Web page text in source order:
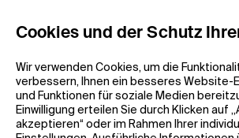
Cookies und der Schutz
Wir verwenden Cookies, um die
verbessern, Ihnen ein besseres Website-
und Funktionen für soziale Medien
Einwilligung erteilen Sie durch Klicken auf
akzeptieren“ oder im Rahmen Ihrer
REGISTRIEREN